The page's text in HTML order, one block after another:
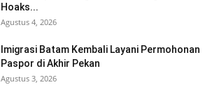
Hoaks...
Agustus 4, 2026
Imigrasi Batam Kembali Layani Permohonan
Paspor di Akhir Pekan
Agustus 3, 2026